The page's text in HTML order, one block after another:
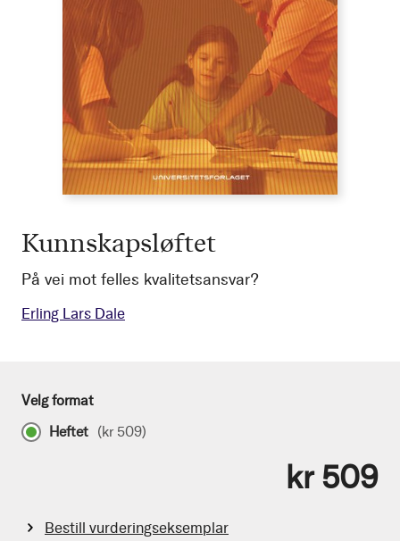
Kunnskapsløftet
På vei mot felles kvalitetsansvar?
Erling Lars Dale
Velg format
Heftet (kr 509)
kr 509
Bestill vurderingseksemplar